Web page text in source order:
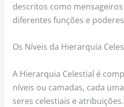
descritos como
diferentes funções e
Os Níveis da Hierarquia
A Hierarquia Celestial é
níveis ou camadas, cada
seres celestiais e